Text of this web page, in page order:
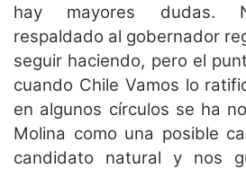
hay mayores dudas.
respaldado al gobernador
seguir haciendo, pero el
cuando Chile Vamos lo
en algunos círculos se ha
Molina como una posible
candidato natural y nos